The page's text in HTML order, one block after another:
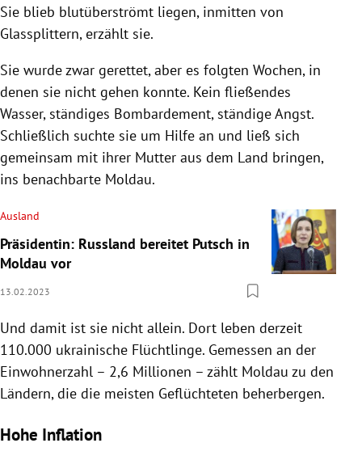
Sie blieb blutüberströmt liegen, inmitten von
Glassplittern, erzählt sie.
Sie wurde zwar gerettet, aber es folgten Wochen, in
denen sie nicht gehen konnte. Kein fließendes
Wasser, ständiges Bombardement, ständige Angst.
Schließlich suchte sie um Hilfe an und ließ sich
gemeinsam mit ihrer Mutter aus dem Land bringen,
ins benachbarte Moldau.
Ausland
Präsidentin: Russland bereitet Putsch in
Moldau vor
13.02.2023
Und damit ist sie nicht allein. Dort leben derzeit
110.000 ukrainische Flüchtlinge. Gemessen an der
Einwohnerzahl – 2,6 Millionen – zählt Moldau zu den
Ländern, die die meisten Geflüchteten beherbergen.
Hohe Inflation